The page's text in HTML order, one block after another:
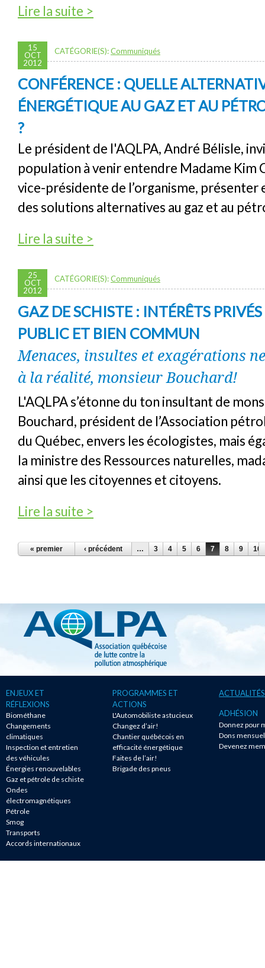
Lire la suite >
15
OCT
2012
CATÉGORIE(S):Communiqués
CONFÉRENCE : QUELLE
ÉNERGÉTIQUE AU GAZ ET AU
?
Le président de l'AQLPA, André Bélisle,
population à venir entendre Madame Kim
vice-présidente de l’organisme, présenter
des solutions alternatives au gaz et au
Lire la suite >
25
OCT
2012
CATÉGORIE(S):Communiqués
GAZ DE SCHISTE : INTÉRÊTS
PUBLIC ET BIEN COMMUN
Menaces, insultes et exagérations
à la réalité, monsieur Bouchard!
L'AQLPA s’étonne du ton insultant de
Bouchard, président de l’Association
du Québec, envers les écologistes, mais
la ministre des Ressources naturelles,
ainsi que les citoyennes et citoyens.
Lire la suite >
PAGES
« premier ‹ précédent … 3 4 5 6 7 8 9 10
ENJEUX ET
RÉFLEXIONS
Biométhane
Changements
climatiques
Inspection et entretien
des véhicules
Énergies renouvelables
Gaz et pétrole de schiste
Ondes
électromagnétiques
Pétrole
Smog
Transports
Accords internationaux
PROGRAMMES ET
ACTIONS
L'Automobiliste astucieux
Changez d’air!
Chantier québécois en
efficacité énergétique
Faites de l’air!
Brigade des pneus
ACTUALITÉS
ADHÉSION
Donnez pour
Dons
Devenez